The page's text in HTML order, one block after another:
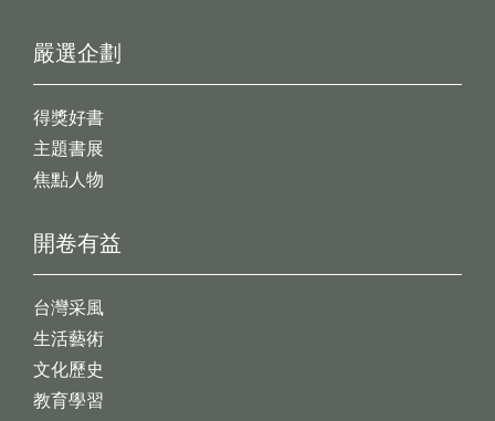
開卷有益
台灣采風
生活藝術
文化歷史
教育學習
嚴選企劃
得獎好書
主題書展
焦點人物